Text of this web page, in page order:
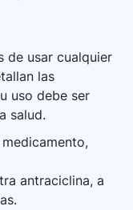
de usar cualquier
las
uso debe ser
salud.
antraciclina, a